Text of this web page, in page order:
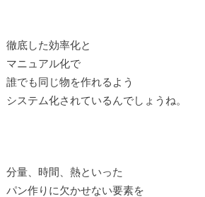
徹底した効率化と
マニュアル化で
誰でも同じ物を作れるよう
システム化されているんでしょうね。
分量、時間、熱といった
パン作りに欠かせない要素を